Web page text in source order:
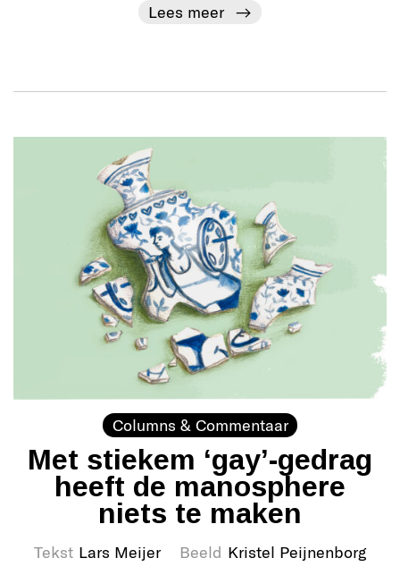
Lees meer
Columns & Commentaar
Met stiekem ‘gay’-gedrag
heeft de manosphere
niets te maken
Tekst Lars Meijer Beeld Kristel Peijnenborg